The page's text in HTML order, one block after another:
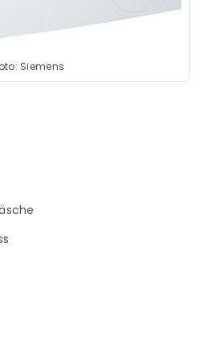
Siemens